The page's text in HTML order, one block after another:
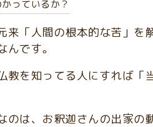
っているか？
来「人間の根本的な苦」を
です。
教を知ってる人にすれば「
のは、お釈迦さんの出家の